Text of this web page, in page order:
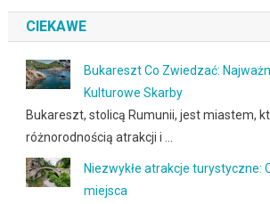
CIEKAWE
Bukareszt Co Zwiedzać:
Kulturowe Skarby
Bukareszt, stolicą Rumunii, jest miastem,
różnorodnością atrakcji i …
Niezwykłe atrakcje turystyczne:
miejsca